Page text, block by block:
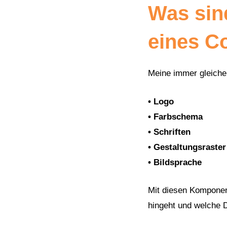
Was
eines
Meine immer
• Logo
• Farbschema
• Schriften
• Gestaltungsraster
• Bildsprache
Mit diesen
hingeht und welche